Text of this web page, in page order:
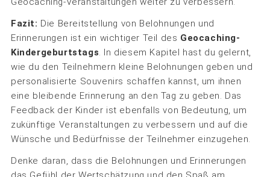
Fazit: Die Bereitstellung von Belohnungen und
Erinnerungen ist ein wichtiger Teil des Geocaching-
Kindergeburtstags. In diesem Kapitel hast du gelernt,
wie du den Teilnehmern kleine Belohnungen geben und
personalisierte Souvenirs schaffen kannst, um ihnen
eine bleibende Erinnerung an den Tag zu geben. Das
Feedback der Kinder ist ebenfalls von Bedeutung, um
zukünftige Veranstaltungen zu verbessern und auf die
Wünsche und Bedürfnisse der Teilnehmer einzugehen.
Denke daran, dass die Belohnungen und Erinnerungen